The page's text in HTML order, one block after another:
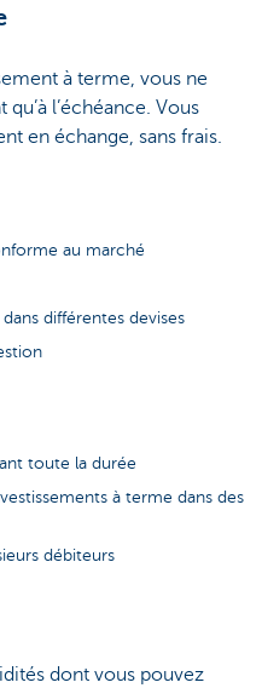
à terme, vous ne
l’échéance. Vous
en échange, sans frais.
au marché
différentes devises
toute la durée
à terme dans des
débiteurs
dont vous pouvez